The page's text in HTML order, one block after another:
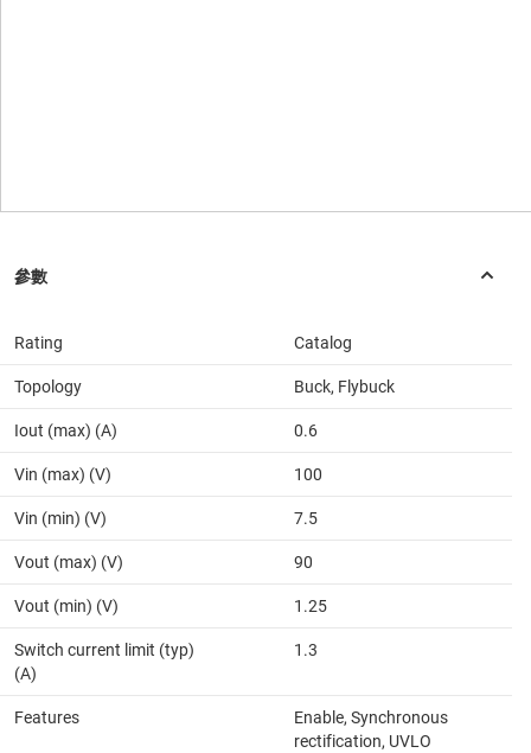
Rating Catalog
Topology Buck, Flybuck
Iout (max) (A) 0.6
Vin (max) (V) 100
Vin (min) (V) 7.5
Vout (max) (V) 90
Vout (min) (V) 1.25
Switch current limit (typ)
(A)
1.3
Features
Enable, Synchronous
rectification, UVLO